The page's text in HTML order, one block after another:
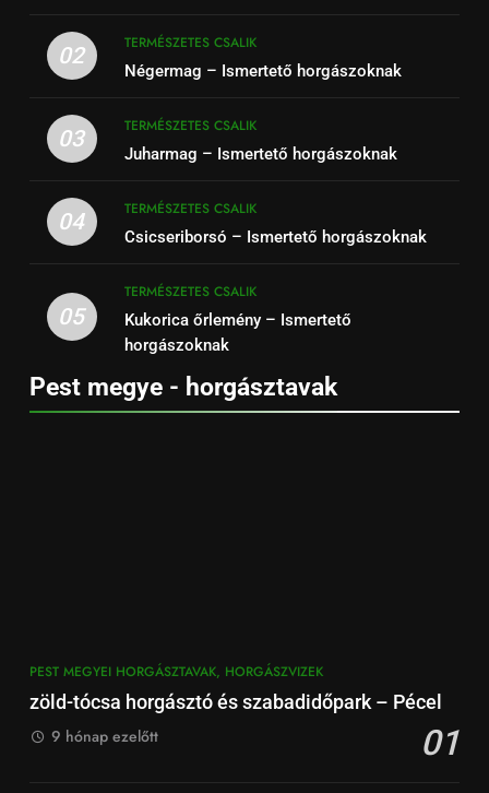
02
TERMÉSZETES CSALIK
Négermag – Ismertető horgászoknak
03
TERMÉSZETES CSALIK
Juharmag – Ismertető horgászoknak
04
TERMÉSZETES CSALIK
Csicseriborsó – Ismertető horgászoknak
05
TERMÉSZETES CSALIK
Kukorica őrlemény – Ismertető
horgászoknak
Pest megye - horgásztavak
PEST MEGYEI HORGÁSZTAVAK, HORGÁSZVIZEK
zöld-tócsa horgásztó és szabadidőpark – Pécel
01
9 hónap ezelőtt